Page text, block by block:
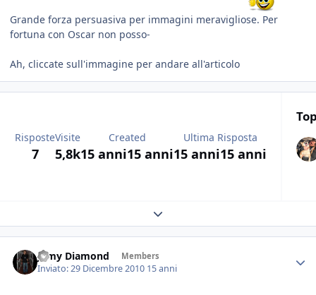
Grande forza persuasiva per immagini meravigliose. Per
fortuna con Oscar non posso-
Ah, cliccate sull'immagine per andare all'articolo
Risposte
7
Visite
5,8k
Created
15 anni15 anni
Ultima Risposta
15 anni15 anni
Expand topic overview
Jamy Diamond Members
Inviato:29 Dicembre 2010 15 anni